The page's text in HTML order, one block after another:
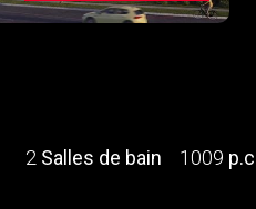
2 Salles de bain 1009